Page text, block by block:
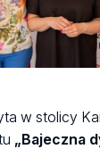
w stolicy
„Bajeczna